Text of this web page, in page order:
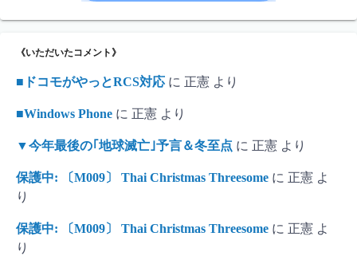
《いただいたコメント》
■ドコモがやっとRCS対応 に 正憲 より
■Windows Phone に 正憲 より
▼今年最後の｢地球滅亡｣予言＆冬至点 に 正憲 より
保護中: 〔M009〕 Thai Christmas Threesome に 正憲 よ
り
保護中: 〔M009〕 Thai Christmas Threesome に 正憲 よ
り